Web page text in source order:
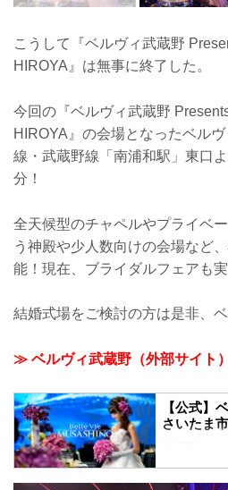
こうして『ベルヴィ武蔵野
HIROYA』は無事に終了した。
今回の『ベルヴィ武蔵野
HIROYA』の会場となったベル
線・武蔵野線「南浦和駅」東口
分！
全天候型のチャペルやプライベ
う神殿や少人数向けの会場など
能！現在、ブライダルフェアも実
結婚式場をご検討の方は是非、
≫ ベルヴィ武蔵野（外部サイト）
【公式】
さいたま
埼玉県さい
ルヴィ武蔵
年。これま